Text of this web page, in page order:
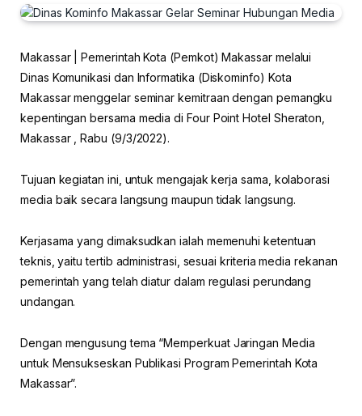
Makassar | Pemerintah Kota (Pemkot) Makassar melalui
Dinas Komunikasi dan Informatika (Diskominfo) Kota
Makassar menggelar seminar kemitraan dengan pemangku
kepentingan bersama media di Four Point Hotel Sheraton,
Makassar , Rabu (9/3/2022).
Tujuan kegiatan ini, untuk mengajak kerja sama, kolaborasi
media baik secara langsung maupun tidak langsung.
Kerjasama yang dimaksudkan ialah memenuhi ketentuan
teknis, yaitu tertib administrasi, sesuai kriteria media rekanan
pemerintah yang telah diatur dalam regulasi perundang
undangan.
Dengan mengusung tema “Memperkuat Jaringan Media
untuk Mensukseskan Publikasi Program Pemerintah Kota
Makassar”.